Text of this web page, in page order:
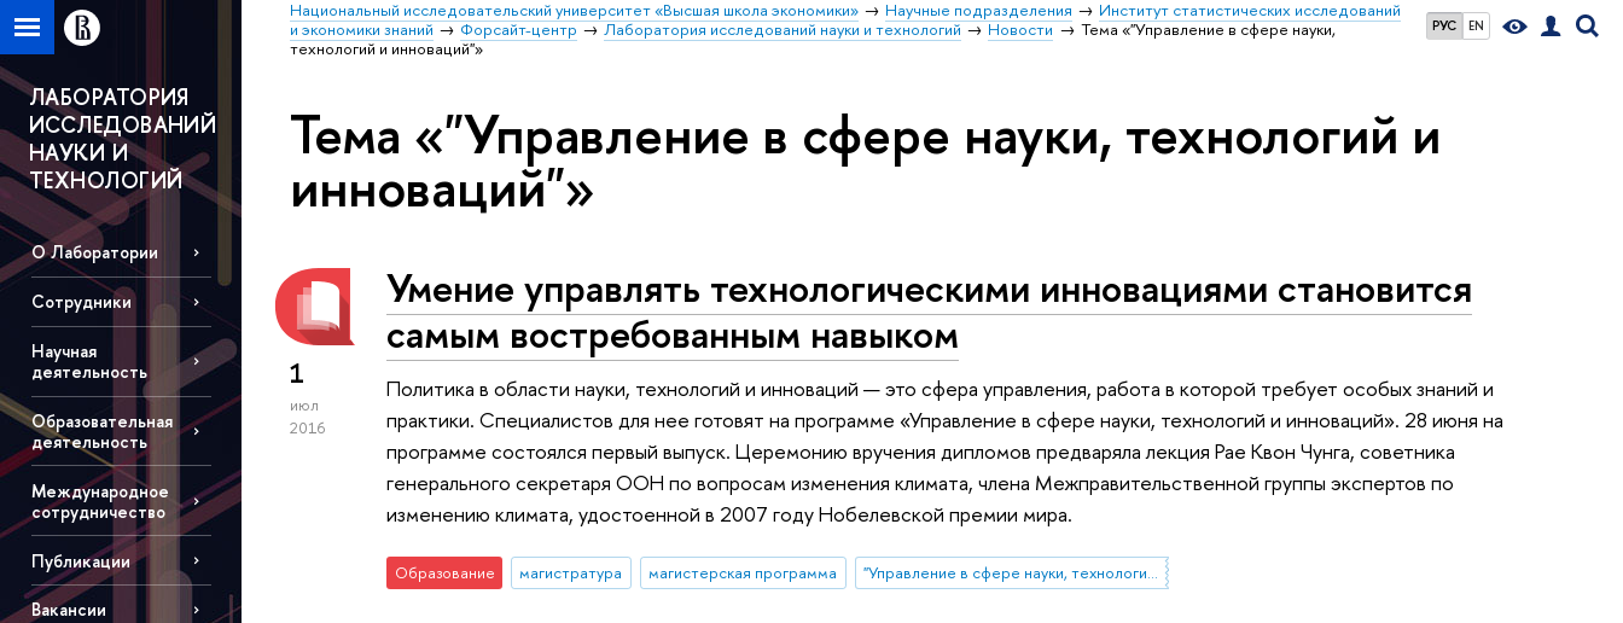
РУС EN
Национальный исследовательский университет «Высшая школа экономики» Научные подразделения
Институт статистических исследований
и экономики знаний
Форсайт-центр Лаборатория исследований науки и технологий Новости
Тема «"Управление в сфере науки,
технологий и инноваций"»
ЛАБОРАТОРИЯ
ИССЛЕДОВАНИЙ
НАУКИ И
ТЕХНОЛОГИЙ
О Лаборатории
Сотрудники
Научная
деятельность
Образовательная
деятельность
Международное
сотрудничество
Публикации
Вакансии
Тема «"Управление в сфере науки, технологий и
инноваций"»
1
июл
2016
Умение управлять технологическими инновациями становится
самым востребованным навыком
Политика в области науки, технологий и инноваций — это сфера управления, работа в которой требует особых знаний и
практики. Специалистов для нее готовят на программе «Управление в сфере науки, технологий и инноваций». 28 июня на
программе состоялся первый выпуск. Церемонию вручения дипломов предваряла лекция Рае Квон Чунга, советника
генерального секретаря ООН по вопросам изменения климата, члена Межправительственной группы экспертов по
изменению климата, удостоенной в 2007 году Нобелевской премии мира.
Образование магистратура магистерская программа "Управление в сфере науки, технологий и инноваций"